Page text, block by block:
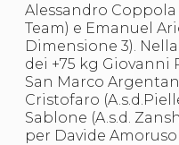
Alessandro Coppola
Team) e Emanuel
Dimensione 3).
dei +75 kg Giovanni
San Marco
Cristofaro
Sablone (A.s.d.
per Davide Amoruso